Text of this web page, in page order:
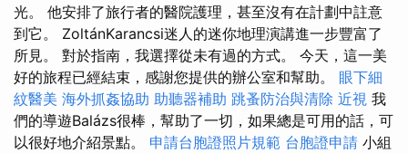
光。 他安排了旅行者的醫院護理，甚至沒有在計劃中註意
到它。 ZoltánKarancsi迷人的迷你地理演講進一步豐富了
所見。 對於指南，我選擇從未有過的方式。 今天，這一美
好的旅程已經結束，感謝您提供的辦公室和幫助。 眼下細
紋醫美 海外抓姦協助 助聽器補助 跳蚤防治與清除 近視 我
們的導遊Balázs很棒，幫助了一切，如果總是可用的話，可
以很好地介紹景點。 申請台胞證照片規範 台胞證申請 小組